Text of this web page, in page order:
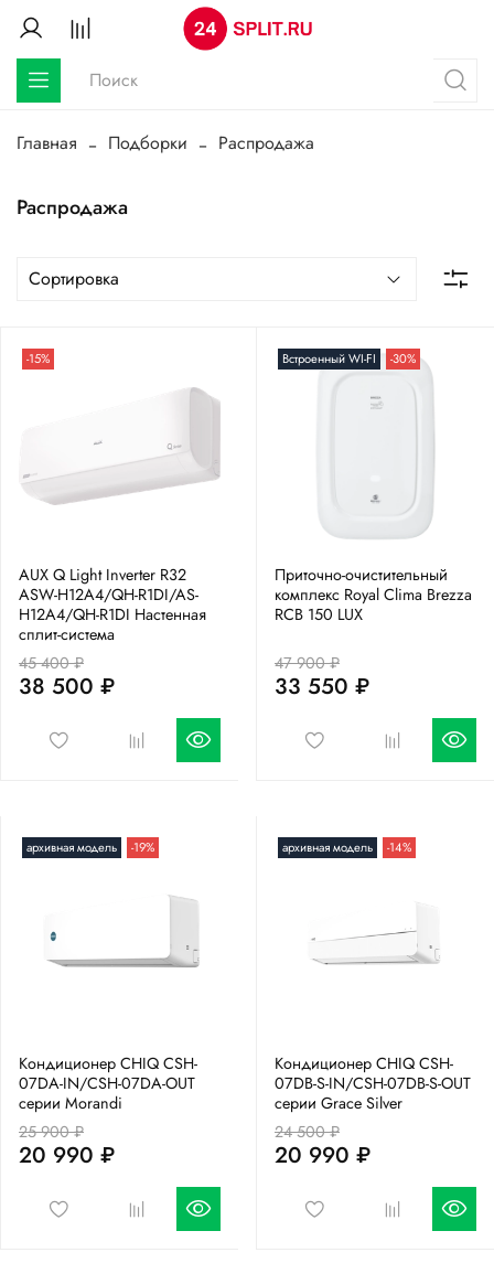
Главная Подборки Распродажа
Распродажа
-15%
AUX Q Light Inverter R32
ASW-H12A4/QH-R1DI/AS-
H12A4/QH-R1DI Настенная
сплит-система
45 400 ₽
38 500 ₽
Встроенный WI-FI -30%
Приточно-очистительный
комплекс Royal Clima Brezza
RCB 150 LUX
47 900 ₽
33 550 ₽
архивная модель -19%
Кондиционер CHIQ CSH-
07DA-IN/CSH-07DA-OUT
серии Morandi
25 900 ₽
20 990 ₽
архивная модель -14%
Кондиционер CHIQ CSH-
07DB-S-IN/CSH-07DB-S-OUT
серии Grace Silver
24 500 ₽
20 990 ₽